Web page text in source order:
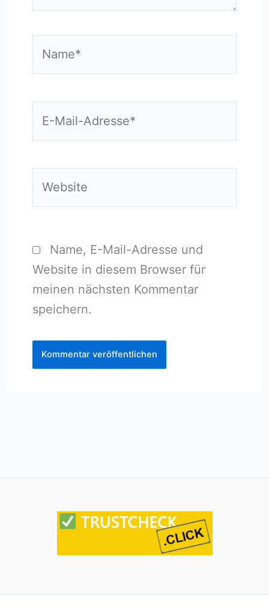
Name, E-Mail-Adresse und
Website in diesem Browser für
meinen nächsten Kommentar
speichern.